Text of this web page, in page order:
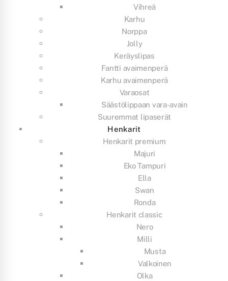
Vihreä
Karhu
Norppa
Jolly
Keräyslipas
Fantti avaimenperä
Karhu avaimenperä
Varaosat
Säästölippaan vara-avain
Suuremmat lipaserät
Henkarit
Henkarit premium
Majuri
Eko Tampuri
Ella
Swan
Ronda
Henkarit classic
Nero
Milli
Musta
Valkoinen
Olka